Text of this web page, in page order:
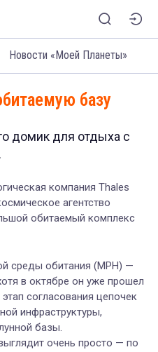
Новости «Моей Планеты»
базу
домик для отдыха с
компания Thales
агентство
обитаемый комплекс
среды обитания (MPH) —
в октябре он уже прошел
согласования цепочек
инфраструктуры,
базы.
очень просто — по